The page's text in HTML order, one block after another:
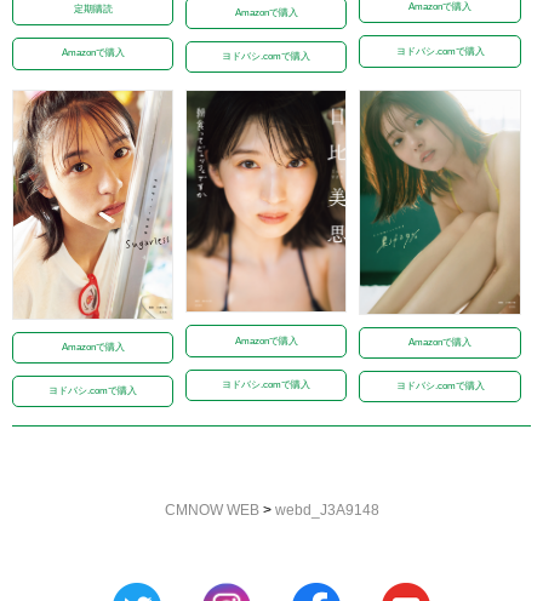
定期購読
Amazonで購入
Amazonで購入
ヨドバシ.comで購入
Amazonで購入
ヨドバシ.comで購入
Amazonで購入
ヨドバシ.comで購入
Amazonで購入
ヨドバシ.comで購入
Amazonで購入
ヨドバシ.comで購入
CMNOW WEB> webd_J3A9148